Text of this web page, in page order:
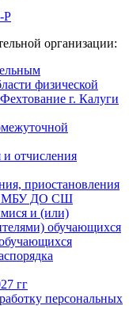
Р
организации:
физической
г. Калуги
и отчисления
приостановления
МБУ ДО СШ
и (или)
обучающихся
гг
персональных